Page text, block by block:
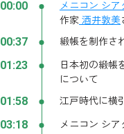
00:00 メニコン シア
作家 酒井敦美
00:37 緞帳を制作さ
01:23
日本初の緞帳
について
01:58 江戸時代に横
03:18 メニコン シ